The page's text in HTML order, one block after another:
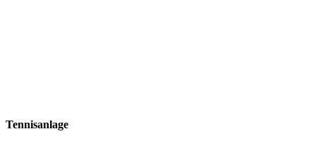
Tennisanlage